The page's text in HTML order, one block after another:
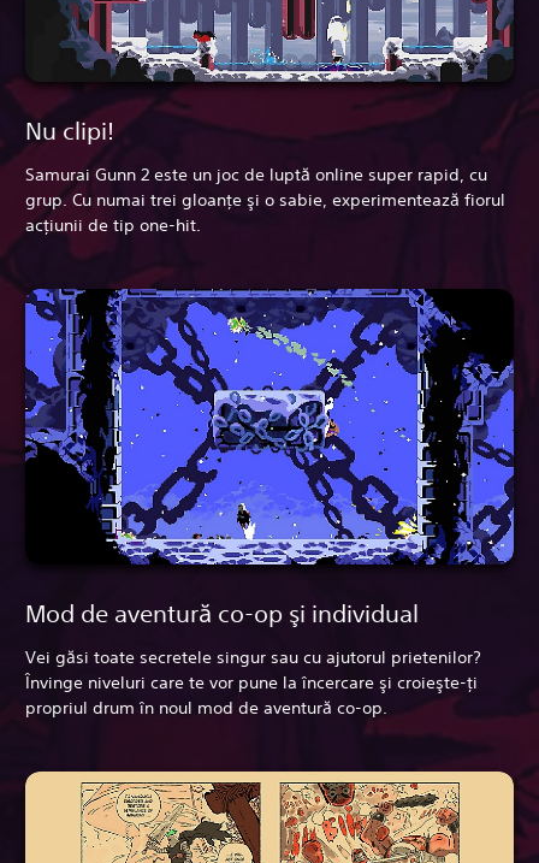
Nu clipi!
Samurai Gunn 2 este un joc de luptă online super rapid, cu
grup. Cu numai trei gloanţe şi o sabie, experimentează fiorul
acţiunii de tip one-hit.
Mod de aventură co-op şi individual
Vei găsi toate secretele singur sau cu ajutorul prietenilor?
Învinge niveluri care te vor pune la încercare şi croieşte-ţi
propriul drum în noul mod de aventură co-op.